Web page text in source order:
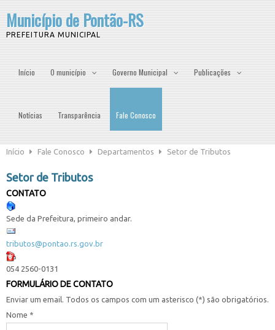
Município de Pontão-RS
PREFEITURA MUNICIPAL
Início O município Governo Municipal Publicações
Notícias Transparência Fale Conosco
Início Fale Conosco Departamentos Setor de Tributos
Setor de Tributos
CONTATO
Sede da Prefeitura, primeiro andar.
tributos@pontao.rs.gov.br
054 2560-0131
FORMULÁRIO DE CONTATO
Enviar um email. Todos os campos com um asterisco (*) são obrigatórios.
Nome *